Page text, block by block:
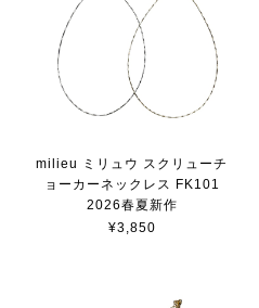
milieu ミリュウ スクリューチ
ョーカーネックレス FK101
2026春夏新作
¥3,850